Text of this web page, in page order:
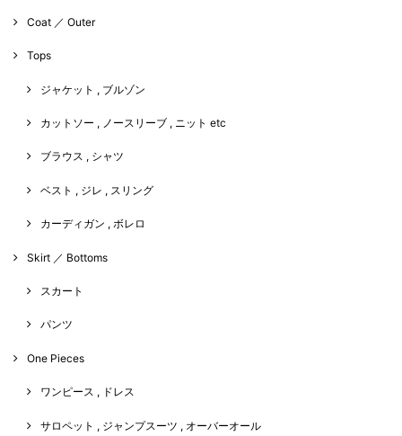
Coat ／ Outer
Tops
ジャケット , ブルゾン
カットソー , ノースリーブ , ニット etc
ブラウス , シャツ
ベスト , ジレ , スリング
カーディガン , ボレロ
Skirt ／ Bottoms
スカート
パンツ
One Pieces
ワンピース , ドレス
サロペット , ジャンプスーツ , オーバーオール